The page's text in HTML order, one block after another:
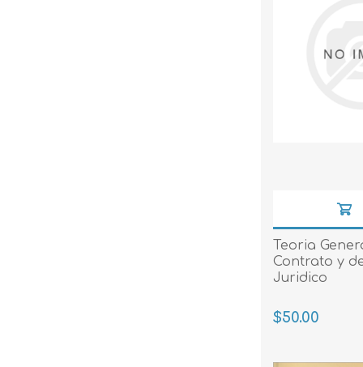
Teoria
Contrato y
Juridico
$50.00